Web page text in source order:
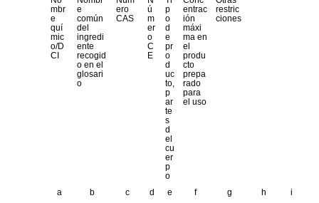
mbr
e
quí
mic
o/D
CI
e
común
del
ingredi
ente
recogid
o en el
glosari
o
ero
CAS
ú
m
er
o
C
E
p
o
d
e
pr
o
d
uc
to,
p
ar
te
s
d
el
cu
er
p
o
entrac
ión
máxi
ma en
el
produ
cto
prepa
rado
para
el uso
restric
ciones
a b c d e f g h
i